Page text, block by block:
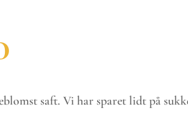
saft. Vi har sparet lidt på